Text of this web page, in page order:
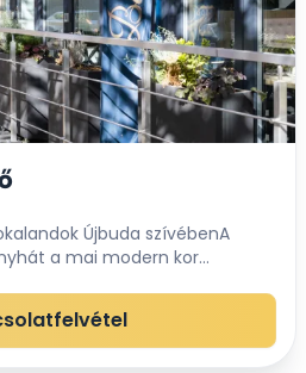
Újbuda szívébenA
a mai modern kor
úgy reformáljuk meg, hogy a
karakteres ízvilágu...